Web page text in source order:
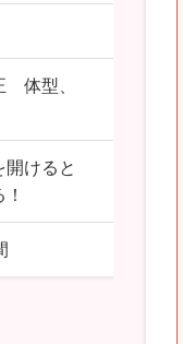
体型、
けると